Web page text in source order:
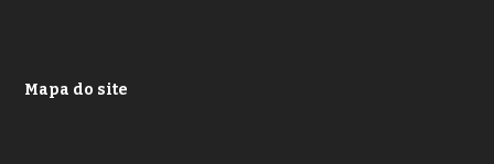
Mapa do site